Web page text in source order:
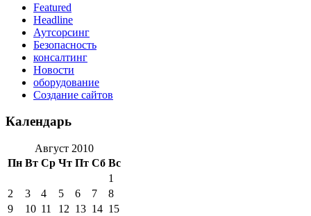
Featured
Headline
Аутсорсинг
Безопасность
консалтинг
Новости
оборудование
Создание сайтов
Календарь
Август 2010
Пн Вт Ср Чт Пт Сб Вс
1
2
3 4 5 6 7
8
9
10 11 12 13 14 15